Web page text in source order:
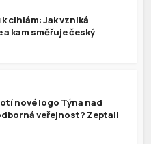
k cihlám: Jak vzniká
kam směřuje český
nové logo Týna nad
veřejnost? Zeptali